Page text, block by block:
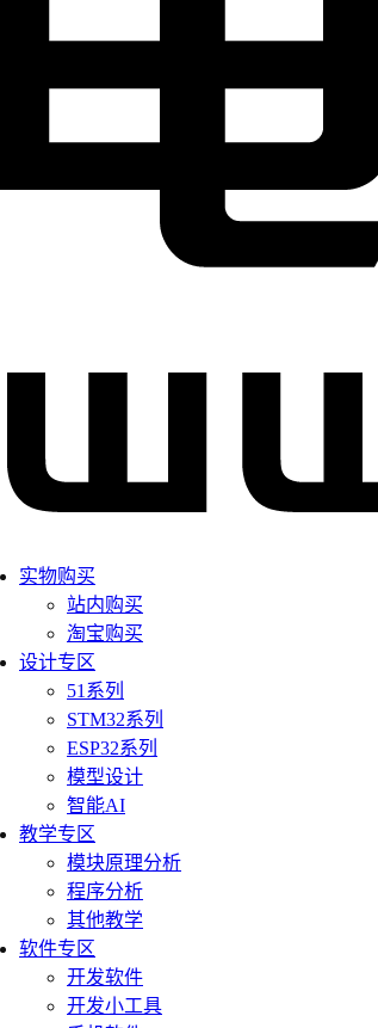
实物购买
站内购买
淘宝购买
设计专区
51系列
STM32系列
ESP32系列
模型设计
智能AI
教学专区
模块原理分析
程序分析
其他教学
软件专区
开发软件
开发小工具